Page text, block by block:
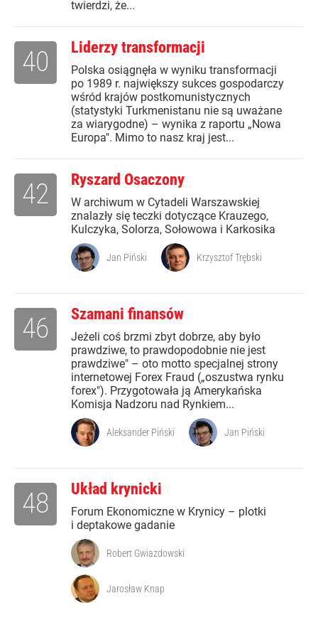
twierdzi, że...
Liderzy transformacji
Polska osiągnęła w wyniku transformacji
po 1989 r. największy sukces gospodarczy
wśród krajów postkomunistycznych
(statystyki Turkmenistanu nie są uważane
za wiarygodne) – wynika z raportu „Nowa
Europa". Mimo to nasz kraj jest...
40
Ryszard Osaczony
W archiwum w Cytadeli Warszawskiej
znalazły się teczki dotyczące Krauzego,
Kulczyka, Solorza, Sołowowa i Karkosika
42
Jan Piński Krzysztof Trębski
Szamani finansów
Jeżeli coś brzmi zbyt dobrze, aby było
prawdziwe, to prawdopodobnie nie jest
prawdziwe" – oto motto specjalnej strony
internetowej Forex Fraud („oszustwa rynku
forex"). Przygotowała ją Amerykańska
Komisja Nadzoru nad Rynkiem...
46
Aleksander Piński Jan Piński
Układ krynicki
Forum Ekonomiczne w Krynicy – plotki
i deptakowe gadanie
48
Robert Gwiazdowski
Jarosław Knap